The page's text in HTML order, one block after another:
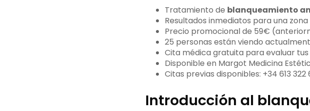
Tratamiento de blanqueamiento
Resultados inmediatos para una
Precio promocional de 59€
25 personas están viendo
Cita médica gratuita para evaluar
Disponible en Margot Medicina
Citas previas disponibles: +34 613 322
Introducción al